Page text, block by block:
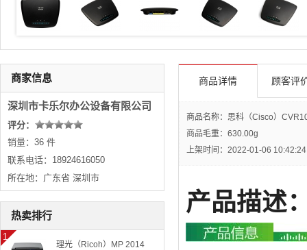
商品详情 顾客评
商品名称：思科（Cisco）
商品毛重： 630.00g
上架时间：2022-01-06 10:42:24
产品描述
商家信息
深圳市卡乐尔办公设备有限公司
评分：
销量：36 件
联系电话：18924616050
所在地：广东省 深圳市
热卖排行
理光（Ricoh）MP 2014